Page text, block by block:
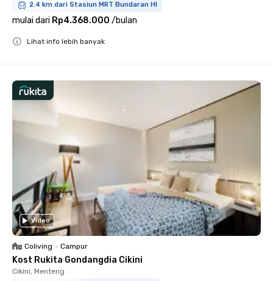
2.4 km dari Stasiun MRT Bundaran HI
mulai dari Rp4.368.000 /bulan
Lihat info lebih banyak
Video
Coliving • Campur
Kost Rukita Gondangdia Cikini
Cikini, Menteng